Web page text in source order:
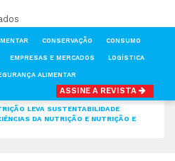
CONSERVAÇÃO CONSUMO
EMPRESAS E MERCADOS LOGÍSTICA
ALIMENTAR
ASSINE A REVISTA
LEVA SUSTENTABILIDADE
DA NUTRIÇÃO E NUTRIÇÃO E